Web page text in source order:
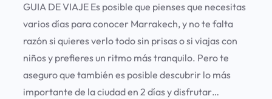
o
r
a
s
GUIA DE VIAJE Es posible que pienses que necesitas
varios días para conocer Marrakech, y no te falta
razón si quieres verlo todo sin prisas o si viajas con
niños y prefieres un ritmo más tranquilo. Pero te
aseguro que también es posible descubrir lo más
importante de la ciudad en 2 días y disfrutar…